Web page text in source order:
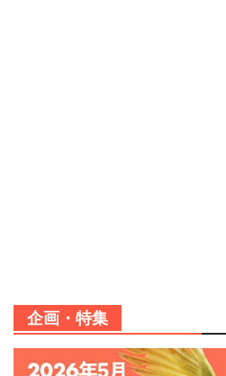
企画・特集